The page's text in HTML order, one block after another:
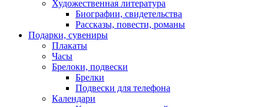
Художественная литература
Биографии, свидетельства
Рассказы, повести, романы
Подарки, сувениры
Плакаты
Часы
Брелоки, подвески
Брелки
Подвески для телефона
Календари